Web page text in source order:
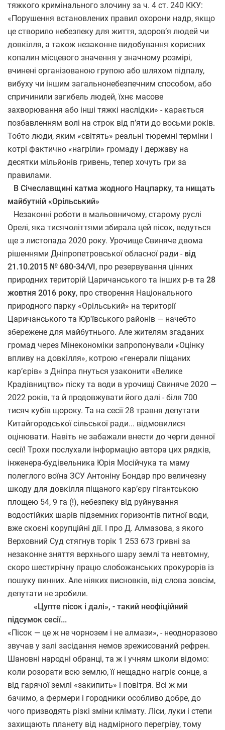
тяжкого кримінального злочину за ч. 4 ст. 240 ККУ:
«Порушення встановлених правил охорони надр, якщо
це створило небезпеку для життя, здоров’я людей чи
довкілля, а також незаконне видобування корисних
копалин місцевого значення у значному розмірі,
вчинені організованою групою або шляхом підпалу,
вибуху чи іншим загальнонебезпечним способом, або
спричинили загибель людей, їхнє масове
захворювання або інші тяжкі наслідки» - карається
позбавленням волі на строк від п’яти до восьми років.
Тобто люди, яким «світять» реальні тюремні терміни і
котрі фактично «нагріли» громаду і державу на
десятки мільйонів гривень, тепер хочуть гри за
правилами.
В Січеславщині катма жодного Нацпарку, та нищать
майбутній «Орільський»
Незаконні роботи в мальовничому, старому руслі
Орелі, яка тисячоліттями збирала цей пісок, ведуться
ще з листопада 2020 року. Урочище Свиняче двома
рішеннями Дніпропетровської обласної ради - від
21.10.2015 № 680-34/VI , про резервування цінних
природних територій Царичанського та інших р-в та 28
жовтня 2016 року, про створення Національного
природного парку «Орільський» на території
Царичанського та Юр'ївського районів — начебто
збережене для майбутнього. Але жителям згаданих
громад через Мінекономіки запропонували «Оцінку
впливу на довкілля», котрою «генерали піщаних
кар’єрів» з Дніпра пнуться узаконити «Велике
Крадівництво» піску та води в урочищі Свиняче 2020 —
2022 років, та й продовжувати його далі - біля 700
тисяч кубів щороку. Та на сесії 28 травня депутати
Китайгородської сільської ради... відмовилися
оцінювати. Навіть не забажали внести до черги денної
сесії! Трохи послухали інформацію автора цих рядків,
інженера-будівельника Юрія Мосійчука та маму
полеглого воїна ЗСУ Антоніну Бондар про величезну
шкоду для довкілля піщаного кар’єру гігантською
площею 54, 9 га (!), небезпеку від руйнування
водостійких шарів підземних горизонтів питної води,
вже скоєні корупційні дії. І про Д. Алмазова, з якого
Верховний Суд стягнув торік 1 253 673 гривні за
незаконне зняття верхнього шару землі та невтомну,
скоро шестирічну працю слобожанських прокурорів із
пошуку винних. Але ніяких висновків, від слова зовсім,
депутати не зробили.
«Цупте пісок і далі», - такий неофіційний
підсумок сесії...
«Пісок — це ж не чорнозем і не алмази», - неодноразово
звучав у залі засідання немов зрежисований рефрен.
Шановні народні обранці, та ж і учням школи відомо:
коли розорати всю землю, її нещадно нагріє сонце, а
від гарячої землі «закипить» і повітря. Всі ж ми
бачимо, а фермери і городники особливо добре, до
чого призводять різкі зміни клімату. Ліси, луки і степи
захищають планету від надмірного перегріву, тому